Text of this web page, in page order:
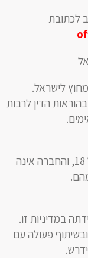
לכתובת
לישראל.
הדין לרבות
האתר אינו מיועד לילדים מתחת לגיל 18, והחברה אינה
במדיניות זו.
ובשיתוף פעולה עם